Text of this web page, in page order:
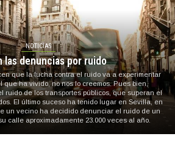
NOTICIAS
las denuncias por ruido
que la lucha contra el ruido va a experimentar
que ha vivido, no nos lo creemos. Pues bien,
ruido de los transportes públicos, que superan el
El último suceso ha tenido lugar en Sevilla, en
un vecino ha decidido denunciar el ruido de un
calle aproximadamente 23.000 veces al año.